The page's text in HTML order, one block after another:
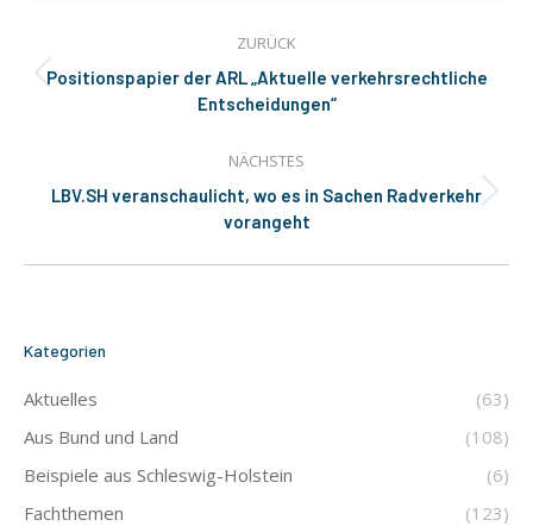
ZURÜCK
Vorheriger
Beitrag:
Positionspapier der ARL „Aktuelle verkehrsrechtliche
Entscheidungen“
NÄCHSTES
Nächster
Beitrag:
LBV.SH veranschaulicht, wo es in Sachen Radverkehr
vorangeht
Kategorien
Aktuelles
(63)
Aus Bund und Land
(108)
Beispiele aus Schleswig-Holstein
(6)
Fachthemen
(123)